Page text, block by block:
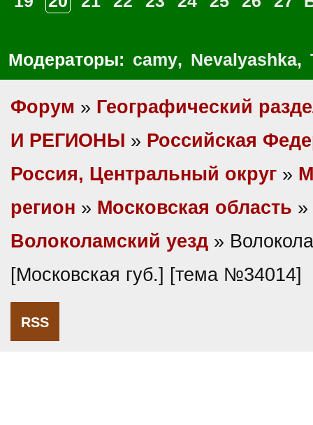
Модераторы: camy, Nevalyashka,
Форум » Географический
И РЕГИОНЫ » Российская
Россия, Центральный округ »
регион » Московская область »
Волоколамский уезд »
[Московская губ.] [тема №34014]
RSS